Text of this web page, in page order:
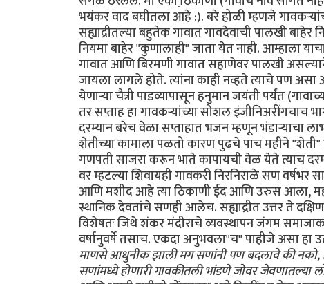
भयंकर वाद बघीतला आहे :). बरे होळी म्हणजे
सह्याद्रीतल्या बहुतेक गावात गावदेवाची पालखी
नियमा बाहेर "कुणालाही" जाता येत नाही. आम्हाला
गावात आणि बिरमणी गावात सहाणेवर पालखी
जायला लागले होते. त्यांना काही नव्हते त्याचे पण
येणार्‍या चैत्री पाडव्यापासून हनुमान जयंती पर्यंत
तर सप्ताह हा गावकर्‍यांच्या सोशल इंजीनिअरींगचाच
दरम्यान बरेच वेळा सप्ताहात भजन म्हणून भंडार्‍याचा
शेतीच्या कामाला पळतो कारण पुढचे पाच महीने
गणपती साजरा करून भाते कापायची वेळ येते त्याच
वर म्हटल्या शिवायही गावकरी निरनिराळे सण
आणि मशीद आहे त्या ठिकाणी ईद आणि उरुस आला,
स्थानिक देवतांचे सणही आलेच. सह्याद्रीत उत्तर ते
विशेषतः जिथे शंकर मंदीराचे व्यवस्थापन जंगम
वर्षानुवर्षे तसाच. एकदा अनुभवला"च" पाहीजे असा हा
माणसे आधुनीक झाली मग सणांनी पण बदलावे की नको,
सणांमध्ये होणारी गावकीतली भांडणे जोवर जेवणातल्या